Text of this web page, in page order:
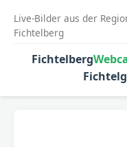
Live-Bilder aus der
Fichtelberg
Fichtelberg